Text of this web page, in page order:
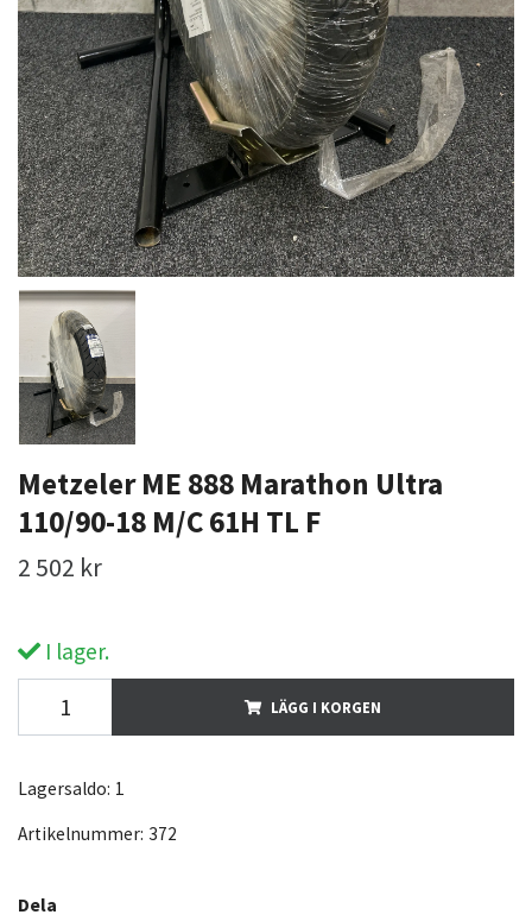
Metzeler ME 888 Marathon Ultra
110/90-18 M/C 61H TL F
2 502 kr
I lager.
LÄGG I KORGEN
Lagersaldo: 1
Artikelnummer: 372
Dela